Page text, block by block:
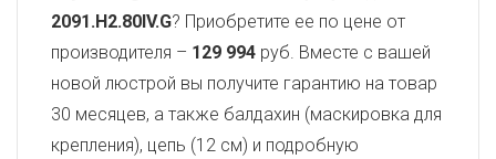
2091.H2.80IV.G? Приобретите ее по цене от
производителя – 129 994 руб. Вместе с вашей
новой люстрой вы получите гарантию на товар
30 месяцев, а также балдахин (маскировка для
крепления), цепь (12 см) и подробную